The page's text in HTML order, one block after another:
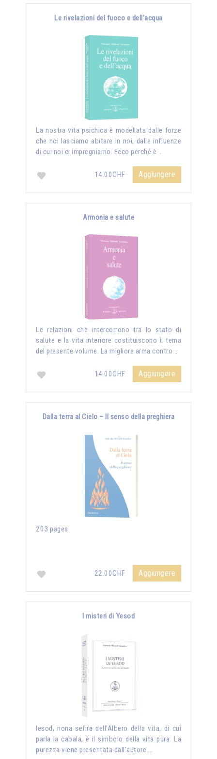
Le rivelazioni del fuoco e dell'acqua
La nostra vita psichica è modellata dalle forze
che noi lasciamo abitare in noi, dalle influenze
di cui noi ci impregniamo. Ecco perché è …
14.00CHF Aggiungere
Armonia e salute
Le relazioni che intercorrono tra lo stato di
salute e la vita interiore costituiscono il tema
del presente volume. La migliore arma contro …
14.00CHF Aggiungere
Dalla terra al Cielo – Il senso della preghiera
203 pages
22.00CHF Aggiungere
I misteri di Yesod
Iesod, nona sefira dell’Albero della vita, di cui
parla la cabala, è il simbolo della vita pura. La
purezza viene presentata dall'autore …